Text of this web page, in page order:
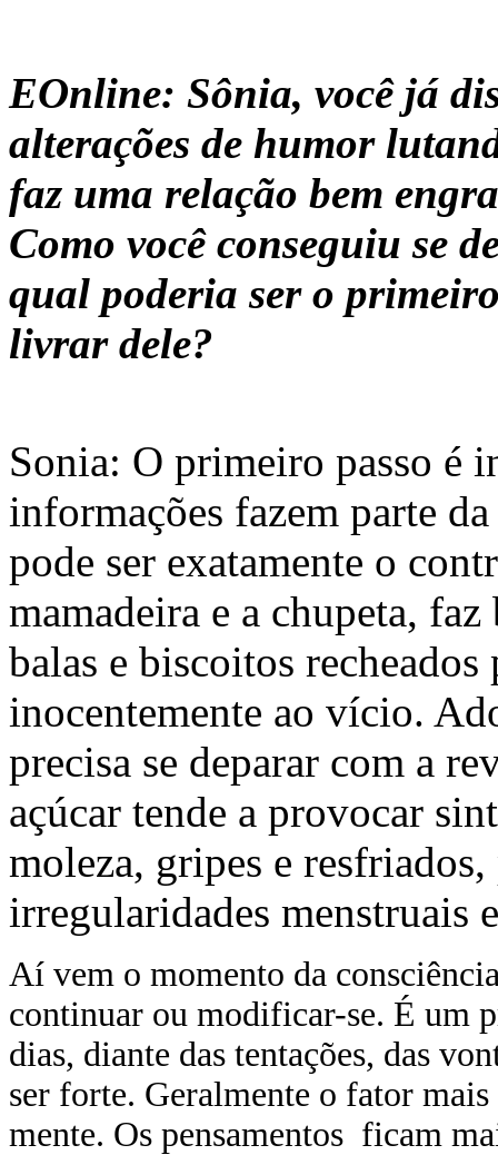
EOnline: Sônia, você já
alterações de humor
faz uma relação bem
Como você conseguiu se
qual poderia ser o
livrar dele?
Sonia: O primeiro passo é
informações fazem parte
pode ser exatamente o
mamadeira e a chupeta,
balas e biscoitos
inocentemente ao vício.
precisa se deparar com a
açúcar tende a provocar
moleza, gripes e
irregularidades menstruais
Aí vem o momento da
continuar ou modificar-se. É um
dias, diante das tentações, das
ser forte. Geralmente o fator
mente. Os pensamentos ficam